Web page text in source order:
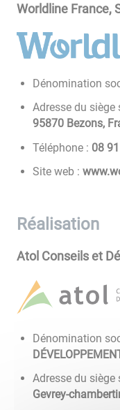
Worldline France,
Dénomination
Adresse du siège
95870 Bezons,
Téléphone : 08
Site web :
Réalisation
Atol Conseils et
Dénomination
Adresse du siège
Gevrey-